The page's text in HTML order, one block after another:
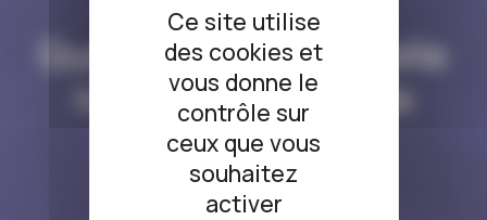
Ce site utilise
des cookies et
vous donne le
contrôle sur
ceux que vous
souhaitez
activer
DROIT DES MINEURS
Que change la nouvelle
loi de protection de
l’enfance ?
04/05/2022